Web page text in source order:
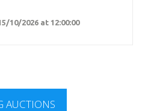
10/2026 at 12:00:00
AUCTIONS